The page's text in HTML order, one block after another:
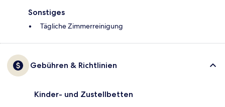
Sonstiges
Tägliche Zimmerreinigung
Gebühren & Richtlinien
Kinder- und Zustellbetten